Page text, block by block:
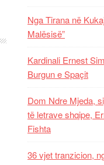
Nga Tirana në
Malësisë”
Kardinali Ernest
Burgun e Spaçit
Dom Ndre Mjeda,
të letrave shqipe,
Fishta
36 vjet tranzicion,